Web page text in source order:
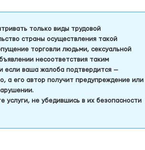
только виды трудовой
страны осуществления такой
торговли людьми, сексуальной
несоответствия таким
если ваша жалоба подтвердится —
а его автор получит предупреждение или
услуги, не убедившись в их безопасности